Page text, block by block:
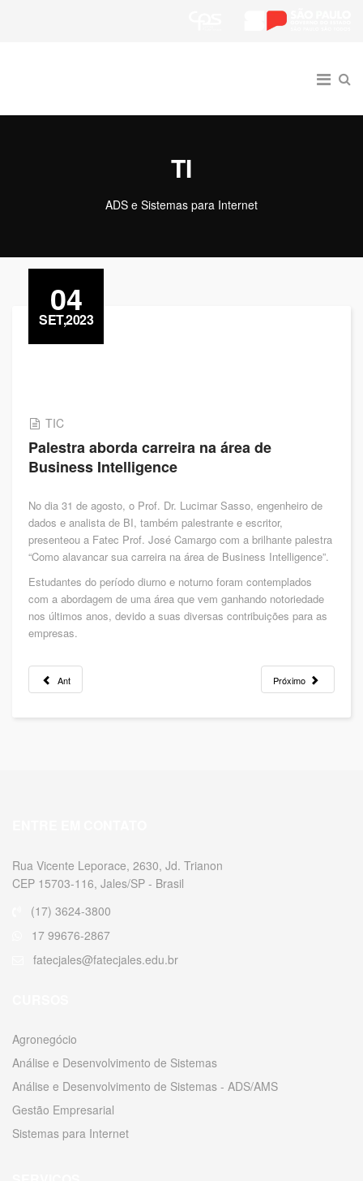
TI
ADS e Sistemas para Internet
04
SET,2023
TIC
Palestra aborda carreira na área de
Business Intelligence
No dia 31 de agosto, o Prof. Dr. Lucimar Sasso, engenheiro de
dados e analista de BI, também palestrante e escritor,
presenteou a Fatec Prof. José Camargo com a brilhante palestra
“Como alavancar sua carreira na área de Business Intelligence”.
Estudantes do período diurno e noturno foram contemplados
com a abordagem de uma área que vem ganhando notoriedade
nos últimos anos, devido a suas diversas contribuições para as
empresas.
Ant Próximo
Rua Vicente Leporace, 2630, Jd. Trianon
CEP 15703-116, Jales/SP - Brasil
(17) 3624-3800
17 99676-2867
fatecjales@fatecjales.edu.br
Agronegócio
Análise e Desenvolvimento de Sistemas
Análise e Desenvolvimento de Sistemas - ADS/AMS
Gestão Empresarial
Sistemas para Internet